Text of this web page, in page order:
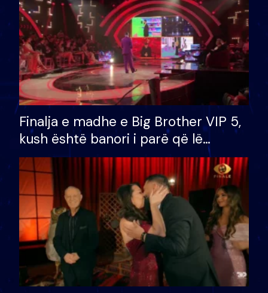
Finalja e madhe e Big Brother VIP 5,
kush është banori i parë që lë
shtëpinë dhe humb mundësinë për
të fituar çmimin e madh